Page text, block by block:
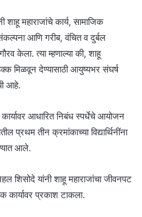
शाहू महाराजांचे कार्य, सामाजिक
आणि गरीब, वंचित व दुर्बल
केला. त्या म्हणाल्या की, शाहू
मिळवून देण्यासाठी आयुष्यभर संघर्ष
आहे.
कार्यावर आधारित निबंध स्पर्धेचे आयोजन
प्रथम तीन क्रमांकाच्या विद्यार्थिनींना
आले.
शिसोदे यांनी शाहू महाराजांचा जीवनपट
कार्यावर प्रकाश टाकला.